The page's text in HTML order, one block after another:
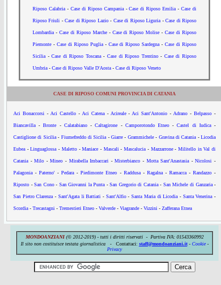
Riposo Calabria- Case di Riposo Campania-Case di Riposo Emilia -Case di
Riposo Friuli -Case di Riposo Lazio- Case di Riposo Liguria -Case di Riposo
Lombardia - Case di Riposo Marche- Case di Riposo Molise -Case di Riposo
Piemonte - Case di Riposo Puglia- Case di Riposo Sardegna -Case di Riposo
Sicilia -Case di Riposo Toscana-Case di Riposo Trentino- Case di Riposo
Umbria - Case di Riposo Valle D'Aosta - Case di Riposo Veneto
CASE DI RIPOSO COMUNI PROVINCIA DI CATANIA
Aci Bonaccorsi - Aci Castello- Aci Catena- Acireale- Aci Sant'Antonio - Adrano -Belpasso -
Biancavilla -Bronte - Calatabiano-Caltagirone - Camporotondo Etneo-Castel di Iudica-
Castiglione di Sicilia- Fiumefreddo di Sicilia - Giarre - Grammichele- Gravina di Catania - Licodia
Eubea -Linguaglossa - Maletto-Maniace - Mascali -Mascalucia - Mazzarrone- Militello in Val di
Catania -Milo -Mineo - Mirabella Imbaccari -Misterbianco - Motta Sant'Anastasia -Nicolosi -
Palagonia -Paterno' -Pedara -Piedimonte Etneo - Raddusa- Ragalna- Ramacca- Randazzo-
Riposto -San Cono- San Giovanni la Punta -San Gregorio di Catania- San Michele di Ganzaria-
San Pietro Clarenza - Sant'Agata li Battiati - Sant'Alfio-Santa Maria di Licodia - Santa Venerina -
Scordia - Trecastagni - Tremestieri Etneo - Valverde - Viagrande - Vizzini - Zafferana Etnea
MONDOANZIANI (© 2012-2019) - tutti i diritti riservati - Partiva IVA: 01543360992
Il sito non costituisce testata giornalistica - Contattaci: staff@mondoanziani.it- Cookie-
Privacy